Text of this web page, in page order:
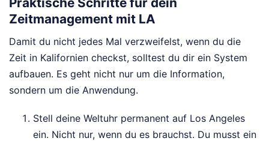
Zeitmanagement mit LA
Damit du nicht jedes Mal verzweifelst, wenn du die
Zeit in Kalifornien checkst, solltest du dir ein System
aufbauen. Es geht nicht nur um die Information,
sondern um die Anwendung.
Stell deine Weltuhr permanent auf Los Angeles
ein. Nicht nur, wenn du es brauchst. Du musst ein